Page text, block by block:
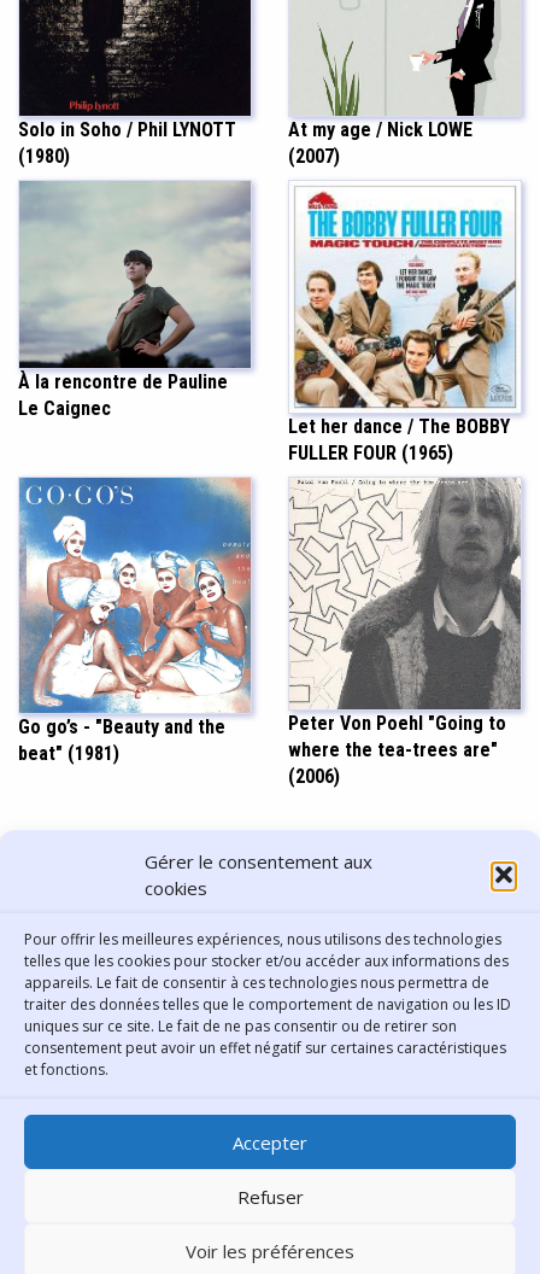
Gérer le consentement aux
cookies
Pour offrir les meilleures expériences, nous utilisons des technologies
telles que les cookies pour stocker et/ou accéder aux informations des
appareils. Le fait de consentir à ces technologies nous permettra de
traiter des données telles que le comportement de navigation ou les ID
uniques sur ce site. Le fait de ne pas consentir ou de retirer son
consentement peut avoir un effet négatif sur certaines caractéristiques
et fonctions.
Accepter
Refuser
Voir les préférences
Solo in Soho / Phil LYNOTT
(1980)
At my age / Nick LOWE
(2007)
À la rencontre de Pauline
Le Caignec
Let her dance / The BOBBY
FULLER FOUR (1965)
Go go’s - "Beauty and the
beat" (1981)
Peter Von Poehl "Going to
where the tea-trees are"
(2006)
PARTAGER CET ARTICLE
Bibliothèque municipale de
Lyon
30 Boulevard Vivier-Merle